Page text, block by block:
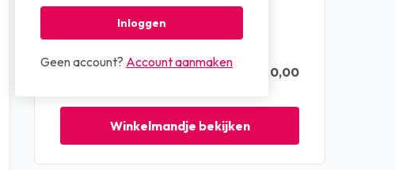
Inloggen
Geen account? Account aanmaken
Winkelmandje
Totaal (excl. btw) € 0,00
Winkelmandje bekijken